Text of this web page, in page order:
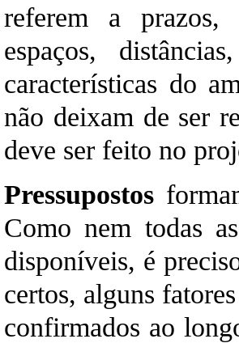
referem a prazos,
espaços,
características do
não deixam de ser
deve ser feito no
Pressupostos
Como nem todas
disponíveis, é
certos, alguns
confirmados ao